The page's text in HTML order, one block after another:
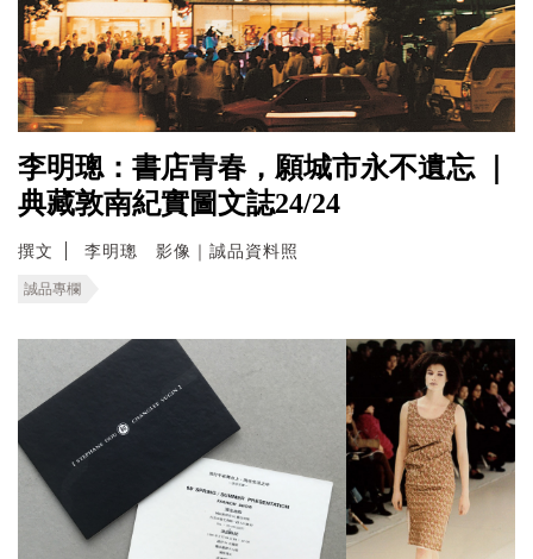
李明璁：書店青春，願城市永不遺忘 ｜
典藏敦南紀實圖文誌24/24
撰文 李明璁 影像｜誠品資料照
誠品專欄